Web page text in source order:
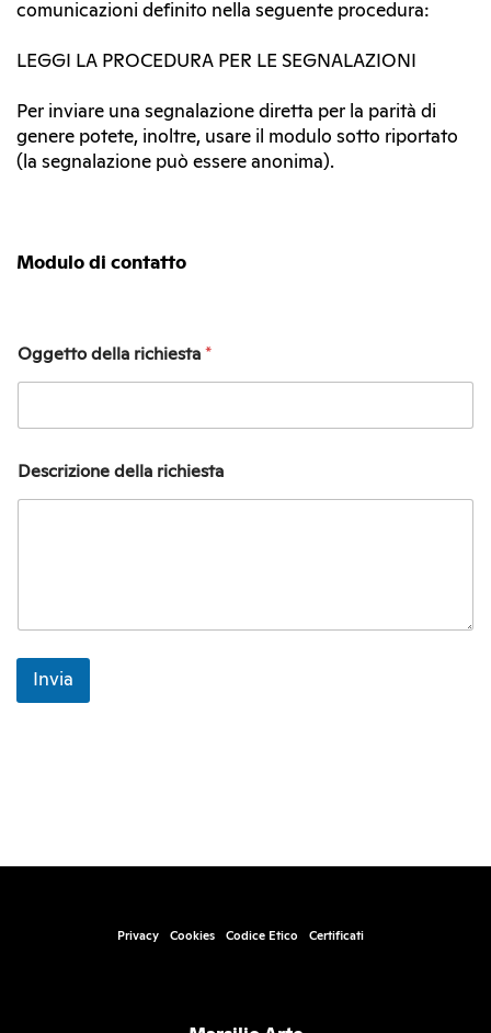
comunicazioni definito nella seguente procedura:
LEGGI LA PROCEDURA PER LE SEGNALAZIONI
Per inviare una segnalazione diretta per la parità di
genere potete, inoltre, usare il modulo sotto riportato
(la segnalazione può essere anonima).
Modulo di contatto
g
g
o
r
i
t
Oggetto della richiesta *
Descrizione della richiesta
Invia
Privacy Cookies Codice Etico Certificati